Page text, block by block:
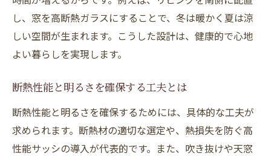
し、窓を高断熱ガラスにすることで、冬は暖かく夏は涼
しい空間が生まれます。こうした設計は、健康的で心地
よい暮らしを実現します。
断熱性能と明るさを確保する工夫とは
断熱性能と明るさを確保するためには、具体的な工夫が
求められます。断熱材の適切な選定や、熱損失を防ぐ高
性能サッシの導入が代表的です。また、吹き抜けや天窓